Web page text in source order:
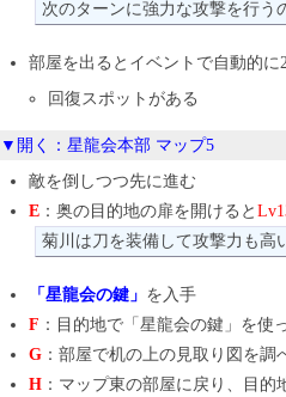
次のターンに強力な攻撃を行う
部屋を出るとイベントで自動的に
回復スポットがある
▼開く：星龍会本部 マップ5
敵を倒しつつ先に進む
E ：奥の目的地の扉を開けると
菊川は刀を装備して攻撃力も高
「星龍会の鍵」 を入手
F ：目的地で「星龍会の鍵」を使
G ：部屋で机の上の見取り図を調
H ：マップ東の部屋に戻り、目